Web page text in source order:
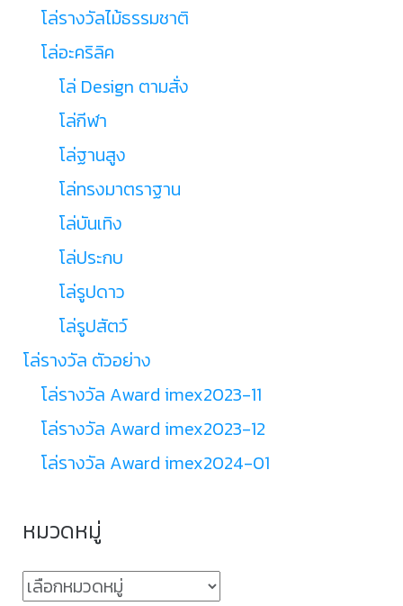
โล่รางวัลไม้ธรรมชาติ
โล่อะคริลิค
โล่ Design ตามสั่ง
โล่กีฬา
โล่ฐานสูง
โล่ทรงมาตราฐาน
โล่บันเทิง
โล่ประกบ
โล่รูปดาว
โล่รูปสัตว์
โล่รางวัล ตัวอย่าง
โล่รางวัล Award imex2023-11
โล่รางวัล Award imex2023-12
โล่รางวัล Award imex2024-01
หมวดหมู่
หมวด